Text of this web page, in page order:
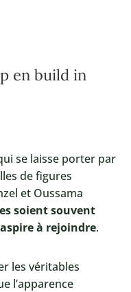
en build in
se laisse porter par
de figures
et Oussama
soient souvent
à rejoindre.
les véritables
l’apparence